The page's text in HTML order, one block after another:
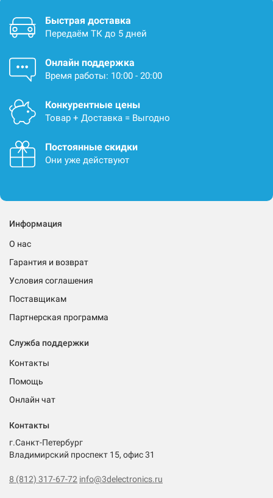
Быстрая доставка
Передаём ТК до 5 дней
Онлайн поддержка
Время работы: 10:00 - 20:00
Конкурентные цены
Товар + Доставка = Выгодно
Постоянные скидки
Они уже действуют
Информация
О нас
Гарантия и возврат
Условия соглашения
Поставщикам
Партнерская программа
Служба поддержки
Контакты
Помощь
Онлайн чат
Контакты
г.Санкт-Петербург
Владимирский проспект 15, офис 31
8 (812) 317-67-72 info@3delectronics.ru